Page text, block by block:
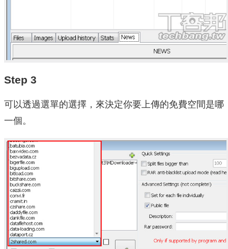
Step 3
可以透過選單的選擇，來決定你要上傳的免費空間是哪
一個。